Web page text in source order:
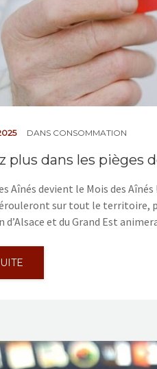
DANS CONSOMMATION
plus dans les pièges
Aînés devient le Mois des
sur tout le territoire,
et du Grand Est